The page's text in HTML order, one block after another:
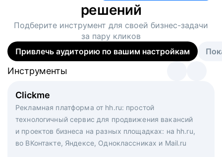
решений
Подберите инструмент для своей бизнес-задачи
за пару кликов
Привлечь аудиторию по вашим настройкам
Clickme
Рекламная платформа от hh.ru: простой
технологичный сервис для продвижения вакансий
и проектов бизнеса на разных площадках: на hh.ru,
во ВКонтакте, Яндексе, Одноклассниках и Mail.ru
Инструменты
Вакансия дня
Рекламный формат для вакансий на главной странице
hh.ru. Увеличивает количество откликов
Инструменты
Массовый подбор под ключ. Решите, сколько
кандидатов и когда вам нужно, и за дело возьмутся
маркетологи, рекрутеры и проектные менеджеры
hh.ru с целым набором digital-инструментов
Инструменты